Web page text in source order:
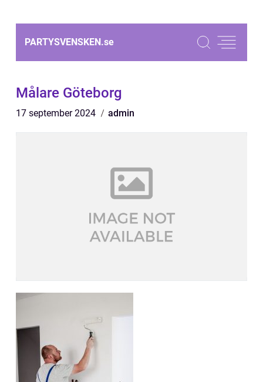
PARTYSVENSKEN.se
Målare Göteborg
17 september 2024 admin